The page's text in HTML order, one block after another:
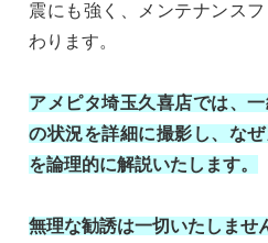
震にも強く、メンテナンス
わります。
アメピタ埼玉久喜店では、
の状況を詳細に撮影し、な
を論理的に解説いたします。
無理な勧誘は一切いたしませ